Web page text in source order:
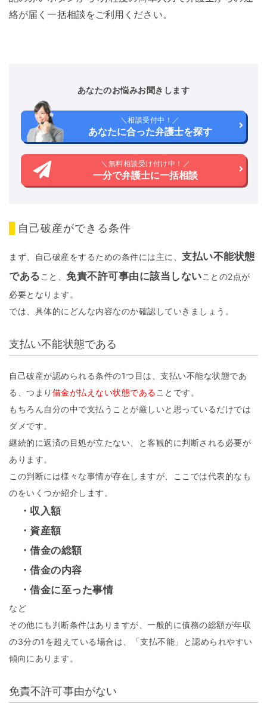
絡が届く一括相談をご利用ください。
あなたのお悩みお聞きします
＼相談受付中！／
あなたに合った弁護士を探す
＼無料相談受け付け中！／
一分で弁護士に一括相談
自己破産ができる条件
まず、自己破産をするための条件には主に、 支払い不能状態
である こと、 免責不許可事由に該当しないことの2点が
必要となります。
では、具体的にどんな内容なのか確認していきましょう。
支払い不能状態である
自己破産が認められる条件の1つ目は、支払い不能な状態であ
る、つまり 借金が払えない状態である ことです。
もちろん自分の中で支払うことが厳しいと思っているだけでは
ダメです。
継続的に返済の目処が立たない、と客観的に判断される必要が
あります。
この判断には様々な事情が存在しますが、ここでは代表的なも
のをいくつか紹介します。
・収入額
・資産額
・借金の総額
・借金の内容
・借金に至った事情
など
その他にも判断条件はありますが、一般的に債務の総額が年収
の3分の1を超えている場合は、「支払不能」と認められやすい
傾向にあります。
免責不許可事由がない